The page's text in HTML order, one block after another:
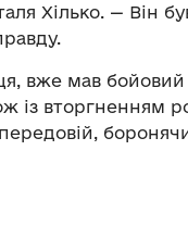
Хілько. — Він
вже мав бойовий
із вторгненням